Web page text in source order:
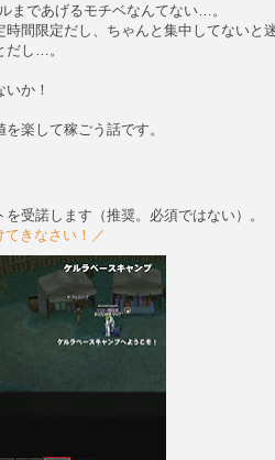
まであげるモチベなんてない…。
間限定だし、ちゃんと集中してないと迷
だし…。
か！
楽して稼ごう話です。
受諾します（推奨。必須ではない）。
てきなさい！／